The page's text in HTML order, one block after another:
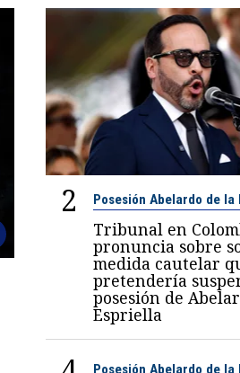
2 Posesión Abelardo de la
Tribunal en
pronuncia sobre
medida cautelar
pretendería
posesión de
Espriella
Posesión Abelardo de la